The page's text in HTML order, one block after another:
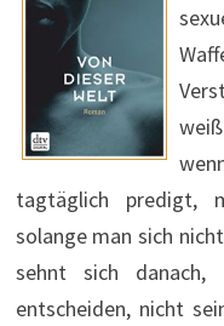
tagtäglich predigt,
solange man sich
sehnt sich danach,
entscheiden, nicht